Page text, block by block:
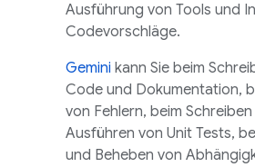
Ausführung von Tools und
Codevorschläge.
Gemini kann Sie beim
Code und Dokumentation,
von Fehlern, beim
Ausführen von Unit Tests,
und Beheben von